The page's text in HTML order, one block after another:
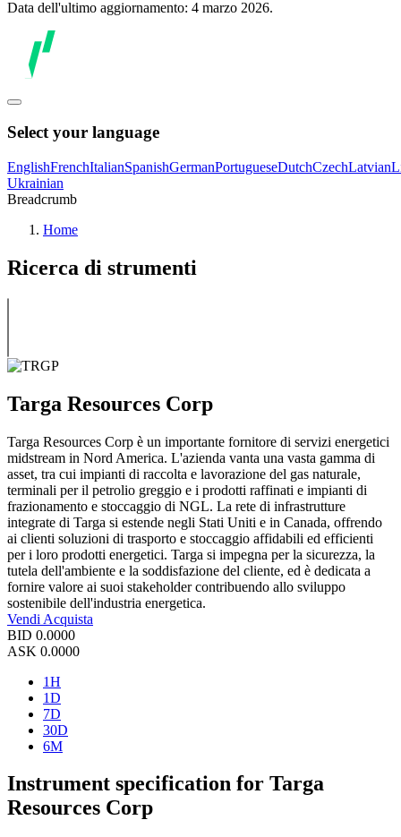
Data dell'ultimo aggiornamento: 4 marzo 2026.
Select your language
EnglishFrenchItalianSpanishGermanPortugueseDutchCzechLatvian
Ukrainian
Breadcrumb
Home
Ricerca di strumenti
Targa Resources Corp
Targa Resources Corp è un importante fornitore di servizi energetici
midstream in Nord America. L'azienda vanta una vasta gamma di
asset, tra cui impianti di raccolta e lavorazione del gas naturale,
terminali per il petrolio greggio e i prodotti raffinati e impianti di
frazionamento e stoccaggio di NGL. La rete di infrastrutture
integrate di Targa si estende negli Stati Uniti e in Canada, offrendo
ai clienti soluzioni di trasporto e stoccaggio affidabili ed efficienti
per i loro prodotti energetici. Targa si impegna per la sicurezza, la
tutela dell'ambiente e la soddisfazione del cliente, ed è dedicata a
fornire valore ai suoi stakeholder contribuendo allo sviluppo
sostenibile dell'industria energetica.
Vendi Acquista
BID 0.0000
ASK 0.0000
1H
1D
7D
30D
6M
Instrument specification for Targa
Resources Corp